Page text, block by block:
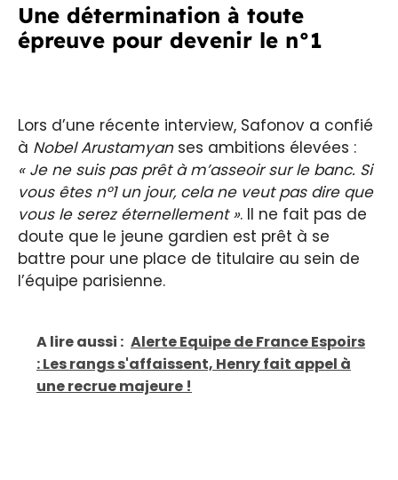
Une détermination à toute
épreuve pour devenir le n°1
Lors d’une récente interview, Safonov a confié
à Nobel Arustamyanses ambitions élevées :
« Je ne suis pas prêt à m’asseoir sur le banc. Si
vous êtes n°1 un jour, cela ne veut pas dire que
vous le serez éternellement ». Il ne fait pas de
doute que le jeune gardien est prêt à se
battre pour une place de titulaire au sein de
l’équipe parisienne.
A lire aussi : Alerte Equipe de France Espoirs
: Les rangs s'affaissent, Henry fait appel à
une recrue majeure !